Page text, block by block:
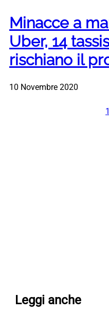
Minacce a
Uber, 14
rischiano il
10 Novembre 2020
1
Leggi anche